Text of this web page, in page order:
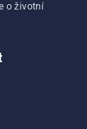
o životní